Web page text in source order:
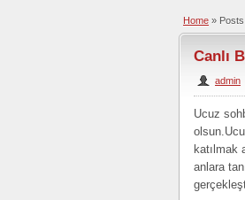
Home »
Canlı
admin
Ucuz
katılmak
anlara